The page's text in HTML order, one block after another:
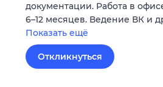
документации. Работа в
6–12 месяцев. Ведение ВК и
Показать ещё
Откликнуться